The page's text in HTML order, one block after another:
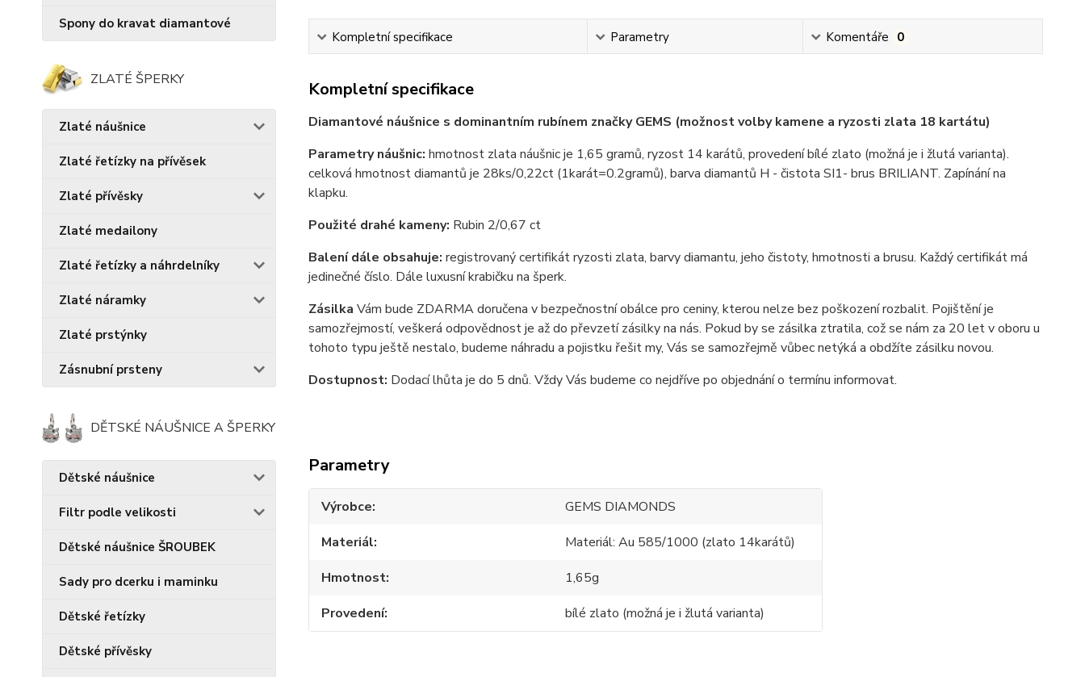
Spony do kravat diamantové
ZLATÉ ŠPERKY
Zlaté náušnice
Zlaté řetízky na přívěsek
Zlaté přívěsky
Zlaté medailony
Zlaté řetízky a náhrdelníky
Zlaté náramky
Zlaté prstýnky
Zásnubní prsteny
DĚTSKÉ NÁUŠNICE A ŠPERKY
Dětské náušnice
Filtr podle velikosti
Dětské náušnice ŠROUBEK
Sady pro dcerku i maminku
Dětské řetízky
Dětské přívěsky
Kompletní specifikace Parametry Komentáře 0
Kompletní specifikace
Diamantové náušnice s dominantním rubínem značky GEMS (možnost volby kamene a ryzosti zlata 18 kartátu)
Parametry náušnic: hmotnost zlata náušnic je 1,65 gramů, ryzost 14 karátů, provedení bílé zlato (možná je i žlutá varianta).
celková hmotnost diamantů je 28ks/0,22ct (1karát=0.2gramů), barva diamantů H - čistota SI1- brus BRILIANT. Zapínání na
klapku.
Použité drahé kameny: Rubin 2/0,67 ct
Balení dále obsahuje: registrovaný certifikát ryzosti zlata, barvy diamantu, jeho čistoty, hmotnosti a brusu. Každý certifikát má
jedinečné číslo. Dále luxusní krabičku na šperk.
Zásilka Vám bude ZDARMA doručena v bezpečnostní obálce pro ceniny, kterou nelze bez poškození rozbalit. Pojištění je
samozřejmostí, veškerá odpovědnost je až do převzetí zásilky na nás. Pokud by se zásilka ztratila, což se nám za 20 let v oboru u
tohoto typu ještě nestalo, budeme náhradu a pojistku řešit my, Vás se samozřejmě vůbec netýká a obdžíte zásilku novou.
Dostupnost: Dodací lhůta je do 5 dnů. Vždy Vás budeme co nejdříve po objednání o termínu informovat.
Parametry
Výrobce
GEMS DIAMONDS
Materiál
Materiál: Au 585/1000 (zlato 14karátů)
Hmotnost
1,65g
Provedení
bílé zlato (možná je i žlutá varianta)